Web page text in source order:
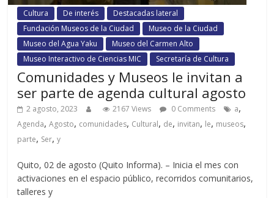
Cultura De interés
Destacadas lateral
Fundación Museos de la Ciudad
Museo de la Ciudad
Museo del Agua Yaku
Museo del Carmen Alto
Museo Interactivo de Ciencias MIC
Secretaría de Cultura
Comunidades y Museos le invitan a
ser parte de agenda cultural agosto
2 agosto, 2023 2167 Views 0 Comments a,
Agenda,Agosto, comunidades, Cultural, de, invitan, le, museos,
parte, Ser,y
Quito, 02 de agosto (Quito Informa). – Inicia el mes con
activaciones en el espacio público, recorridos comunitarios,
talleres y